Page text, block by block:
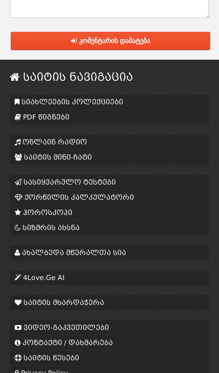
კომენტარის დამატება
საიტის ნავიგაცია
სიახლეების კოლექციები
PDF წიგნები
ონლაინ რადიო
საიტის მინი-ჩატი
სასიყვარულო ტესტები
ქორწილის კალკულატორი
ჰოროსკოპი
სიზმრის ახსნა
ახალბედა მწერალთა სია
4Love.Ge AI
საიტის მხარდაჭერა
ვიდეო-გაკვეთილები
კონტაქტი / დახმარება
საიტის წესები